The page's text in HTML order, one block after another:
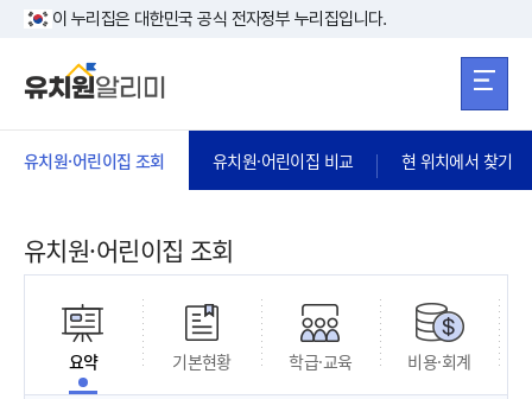
본문 바로가기
이 누리집은 대한민국 공식 전자정부 누리집입니다.
유치원·어린이집 조회 유치원·어린이집 비교 현 위치에서 찾기
유치원·어린이집 조회
요약 기본현황 학급·교육 비용·회계